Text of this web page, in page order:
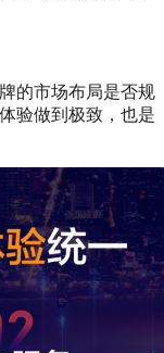
的市场布局是否规
验做到极致，也是